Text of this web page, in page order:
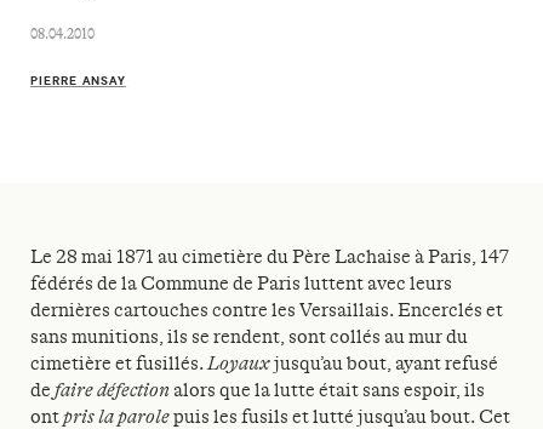
08.04.2010
PIERRE ANSAY
Le 28 mai 1871 au cimetière du Père Lachaise à Paris, 147
fédérés de la Commune de Paris luttent avec leurs
dernières cartouches contre les Versaillais. Encerclés et
sans munitions, ils se rendent, sont collés au mur du
cimetière et fusillés.Loyauxjusqu’au bout, ayant refusé
de faire défection alors que la lutte était sans espoir, ils
ontpris la parolepuis les fusils et lutté jusqu’au bout. Cet